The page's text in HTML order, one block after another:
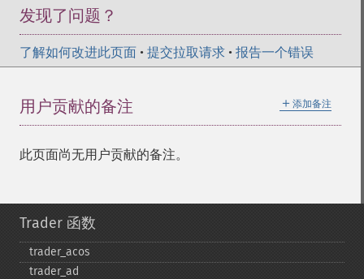
发现了问题？
了解如何改进此页面 • 提交拉取请求 • 报告一个错误
＋ 添加备注
用户贡献的备注
此页面尚无用户贡献的备注。
Trader 函数
trader_​acos
trader_​ad